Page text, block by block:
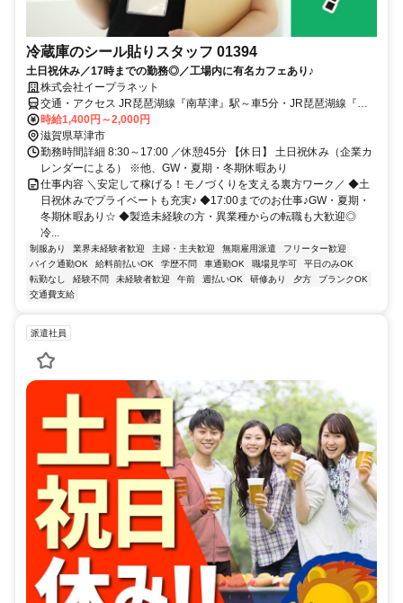
冷蔵庫のシール貼りスタッフ 01394
土日祝休み／17時までの勤務◎／工場内に有名カフェあり♪
株式会社イープラネット
交通・アクセス JR琵琶湖線『南草津』駅～車5分・JR琵琶湖線『瀬
田』駅～車10分・JR東海道本線『栗東』駅～車18分
時給1,400円～2,000円
滋賀県草津市
勤務時間詳細 8:30～17:00 ／休憩45分 【休日】 土日祝休み（企業カ
レンダーによる） ※他、GW・夏期・冬期休暇あり
仕事内容 ＼安定して稼げる！モノづくりを支える裏方ワーク／ ◆土
日祝休みでプライベートも充実♪ ◆17:00までのお仕事♪GW・夏期・
冬期休暇あり☆ ◆製造未経験の方・異業種からの転職も大歓迎◎
冷...
制服あり 業界未経験者歓迎 主婦・主夫歓迎 無期雇用派遣
フリーター歓迎
バイク通勤OK
給料前払いOK 学歴不問 車通勤OK 職場見学可
平日のみOK
転勤なし
経験不問 未経験者歓迎 午前 週払いOK 研修あり 夕方
ブランクOK
交通費支給
派遣社員